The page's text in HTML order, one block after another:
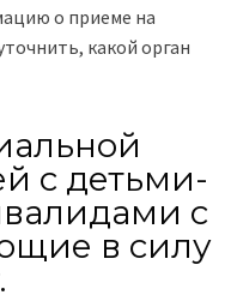
о приеме на
какой орган
с детьми-
с
в силу